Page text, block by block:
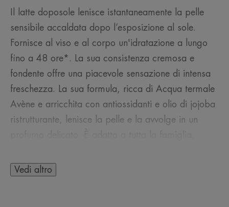
Il latte doposole lenisce istantaneamente la pelle
sensibile accaldata dopo l’esposizione al sole.
Fornisce al viso e al corpo un'idratazione a lungo
fino a 48 ore*. La sua consistenza cremosa e
fondente offre una piacevole sensazione di intensa
freschezza. La sua formula, ricca di Acqua termale
Avène e arricchita con antiossidanti e olio di jojoba
ristrutturante, lenisce la pelle e la avvolge in un
Il flacone da 400ml è eco-progettato e realizzato
Vedi altro